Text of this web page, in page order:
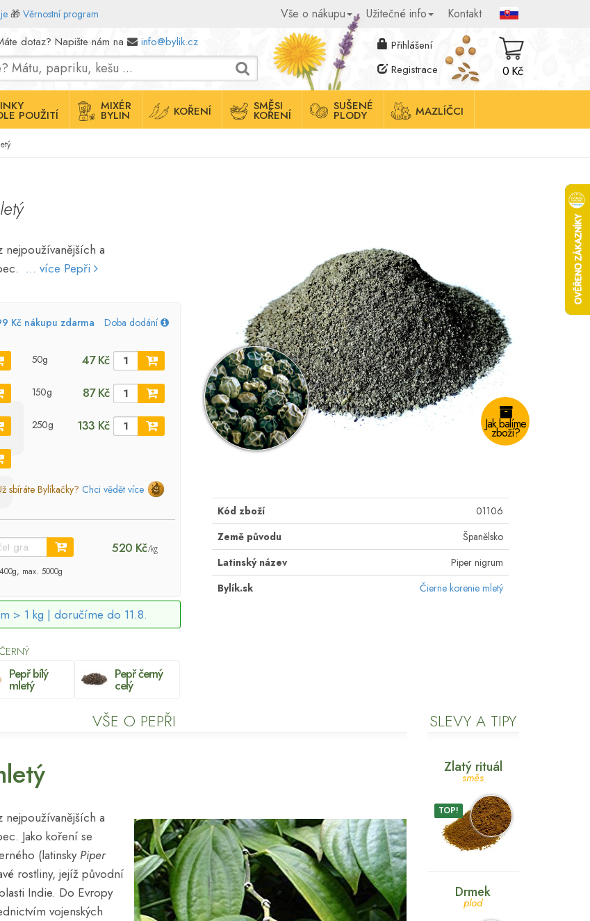
🎁 Věrnostní program Vše o nákupu Užitečné info Kontakt
dotaz? Napište nám na info@bylik.cz
Přihlášení
Registrace
0 Kč
POUŽITÍ
MIXÉR
BYLIN KOŘENÍ SMĚSI
KOŘENÍ
SUŠENÉ
PLODY MAZLÍČCI
a
... více Pepři
Kč nákupu zdarma Doba dodání
50g 47 Kč
150g 87 Kč
250g 133 Kč
sbíráte Bylíkačky? Chci vědět více
520 Kč/kg
max. 5000g
> 1 kg | doručíme do 11.8.
Pepř bílý
mletý
Pepř černý
celý
Jak balíme
zboží?
Kód zboží
01106
Země původu
Španělsko
Latinský název
Piper nigrum
Bylík.sk
Čierne korenie mletý
VŠE O PEPŘI
a
Jako koření se
(latinsky Piper
rostliny, jejíž původní
Indie. Do Evropy
vojenských
SLEVY A TIPY
Zlatý rituál
směs
TOP!
Drmek
plod